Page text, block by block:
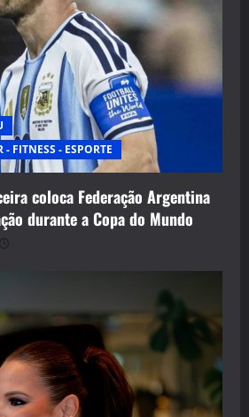
- FITNESS - ESPORTE
coloca Federação Argentina
durante a Copa do Mundo